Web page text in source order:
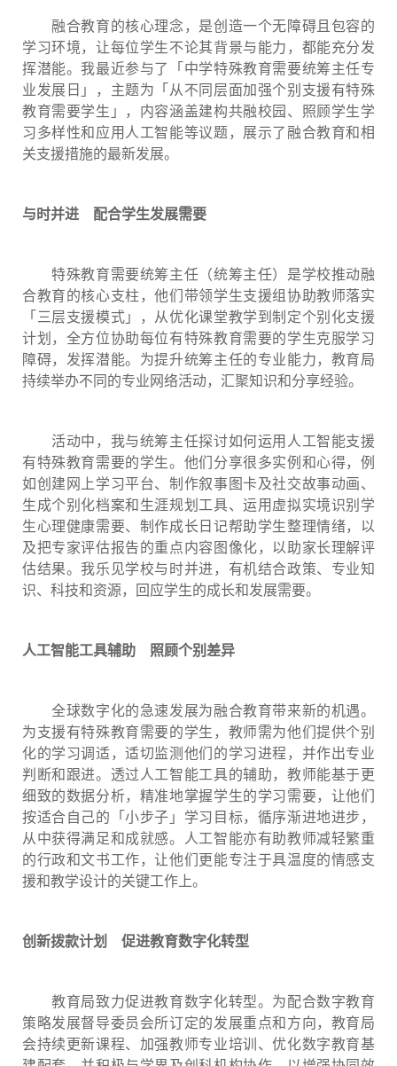
融合教育的核心理念，是创造一个无障碍且包容的
学习环境，让每位学生不论其背景与能力，都能充分发
挥潜能。我最近参与了「中学特殊教育需要统筹主任专
业发展日」，主题为「从不同层面加强个别支援有特殊
教育需要学生」，内容涵盖建构共融校园、照顾学生学
习多样性和应用人工智能等议题，展示了融合教育和相
关支援措施的最新发展。
与时并进 配合学生发展需要
特殊教育需要统筹主任（统筹主任）是学校推动融
合教育的核心支柱，他们带领学生支援组协助教师落实
「三层支援模式」，从优化课堂教学到制定个别化支援
计划，全方位协助每位有特殊教育需要的学生克服学习
障碍，发挥潜能。为提升统筹主任的专业能力，教育局
持续举办不同的专业网络活动，汇聚知识和分享经验。
活动中，我与统筹主任探讨如何运用人工智能支援
有特殊教育需要的学生。他们分享很多实例和心得，例
如创建网上学习平台、制作叙事图卡及社交故事动画、
生成个别化档案和生涯规划工具、运用虚拟实境识别学
生心理健康需要、制作成长日记帮助学生整理情绪，以
及把专家评估报告的重点内容图像化，以助家长理解评
估结果。我乐见学校与时并进，有机结合政策、专业知
识、科技和资源，回应学生的成长和发展需要。
人工智能工具辅助 照顾个别差异
全球数字化的急速发展为融合教育带来新的机遇。
为支援有特殊教育需要的学生，教师需为他们提供个别
化的学习调适，适切监测他们的学习进程，并作出专业
判断和跟进。透过人工智能工具的辅助，教师能基于更
细致的数据分析，精准地掌握学生的学习需要，让他们
按适合自己的「小步子」学习目标，循序渐进地进步，
从中获得满足和成就感。人工智能亦有助教师减轻繁重
的行政和文书工作，让他们更能专注于具温度的情感支
援和教学设计的关键工作上。
创新拨款计划 促进教育数字化转型
教育局致力促进教育数字化转型。为配合数字教育
策略发展督导委员会所订定的发展重点和方向，教育局
会持续更新课程、加强教师专业培训、优化数字教育基